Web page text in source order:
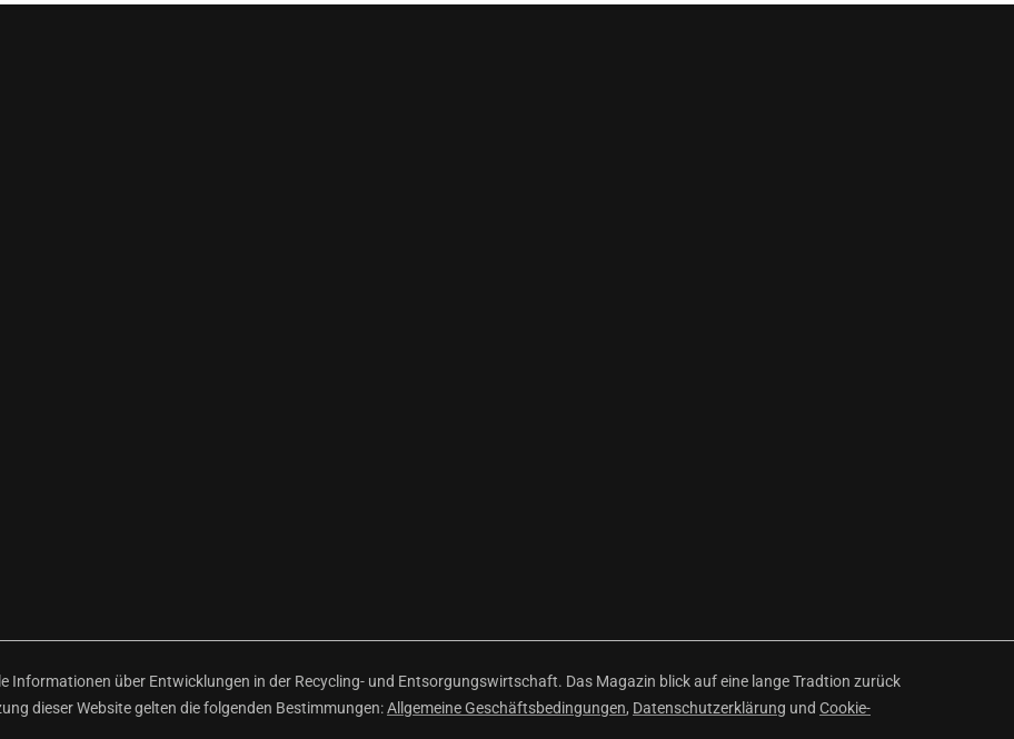
Informationen über Entwicklungen in der Recycling- und Entsorgungswirtschaft. Das Magazin blick auf eine lange Tradtion zurück
dieser Website gelten die folgenden Bestimmungen:Allgemeine Geschäftsbedingungen, Datenschutzerklärung und Cookie-